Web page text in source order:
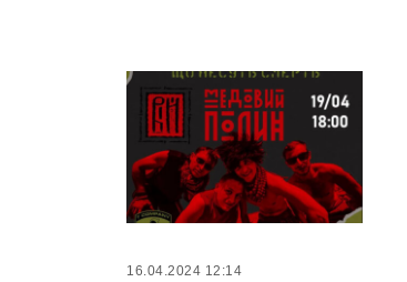
16.04.2024 12:14